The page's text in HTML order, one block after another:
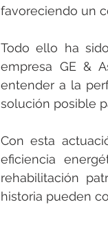
favoreciendo un
Todo ello ha
empresa GE &
entender a la
solución posible
Con esta
eficiencia
rehabilitación
historia pueden